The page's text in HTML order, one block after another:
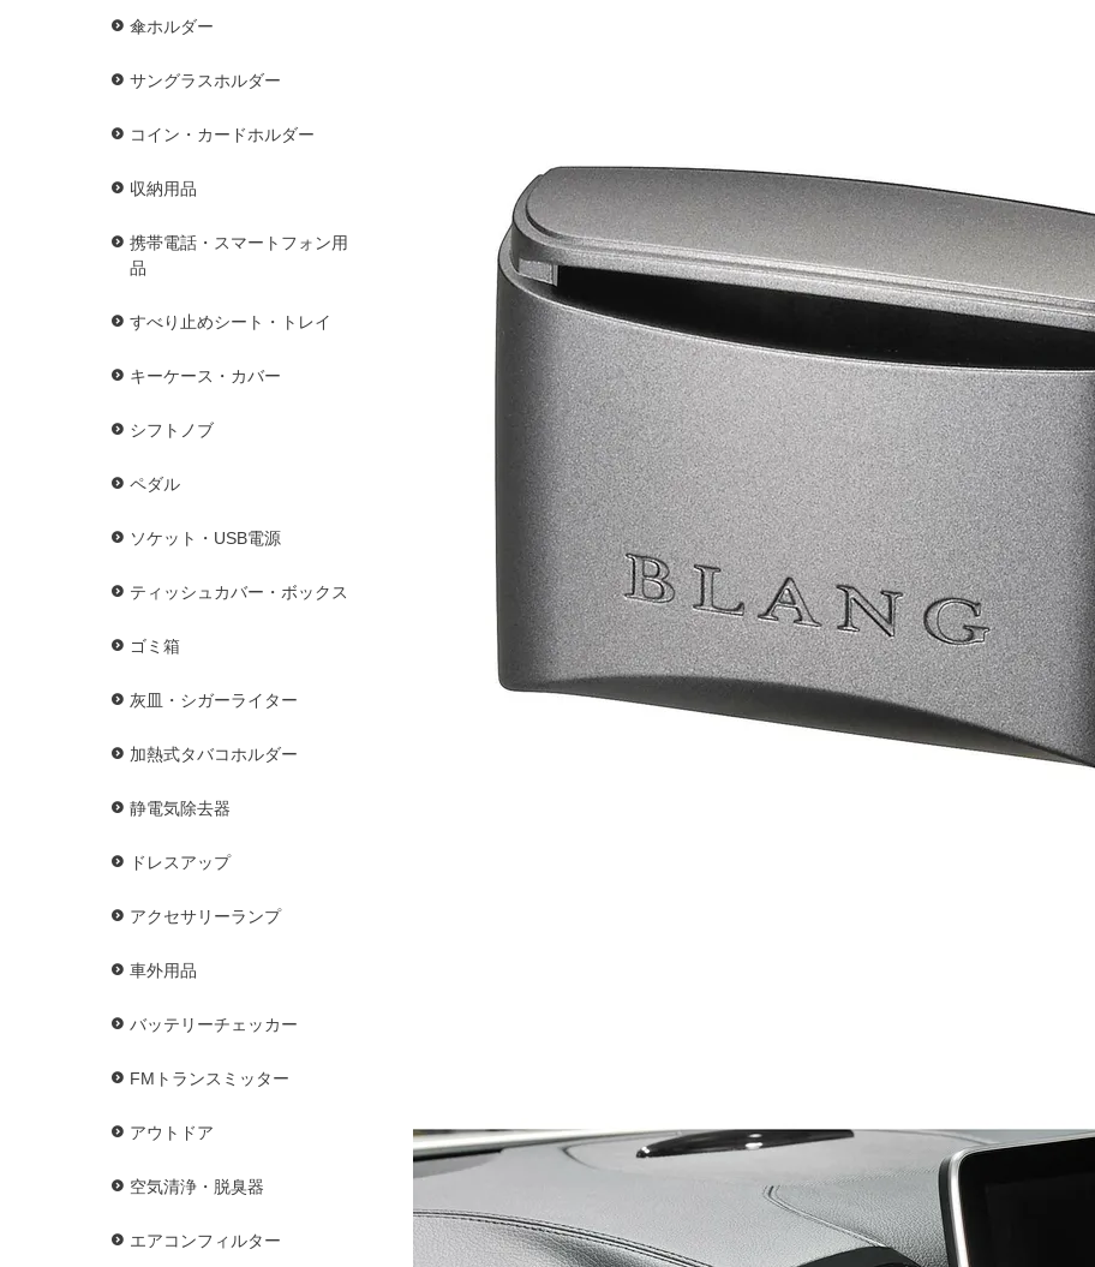
傘ホルダー
サングラスホルダー
コイン・カードホルダー
収納用品
携帯電話・スマートフォン用
品
すべり止めシート・トレイ
キーケース・カバー
シフトノブ
ペダル
ソケット・USB電源
ティッシュカバー・ボックス
ゴミ箱
灰皿・シガーライター
加熱式タバコホルダー
静電気除去器
ドレスアップ
アクセサリーランプ
車外用品
バッテリーチェッカー
FMトランスミッター
アウトドア
空気清浄・脱臭器
エアコンフィルター